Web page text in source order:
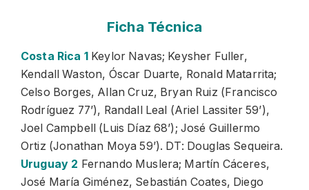
Ficha Técnica
Costa Rica 1 Keylor Navas; Keysher Fuller,
Kendall Waston, Óscar Duarte, Ronald Matarrita;
Celso Borges, Allan Cruz, Bryan Ruiz (Francisco
Rodríguez 77’), Randall Leal (Ariel Lassiter 59’),
Joel Campbell (Luis Díaz 68’); José Guillermo
Ortiz (Jonathan Moya 59’). DT: Douglas Sequeira.
Uruguay 2 Fernando Muslera; Martín Cáceres,
José María Giménez, Sebastián Coates, Diego